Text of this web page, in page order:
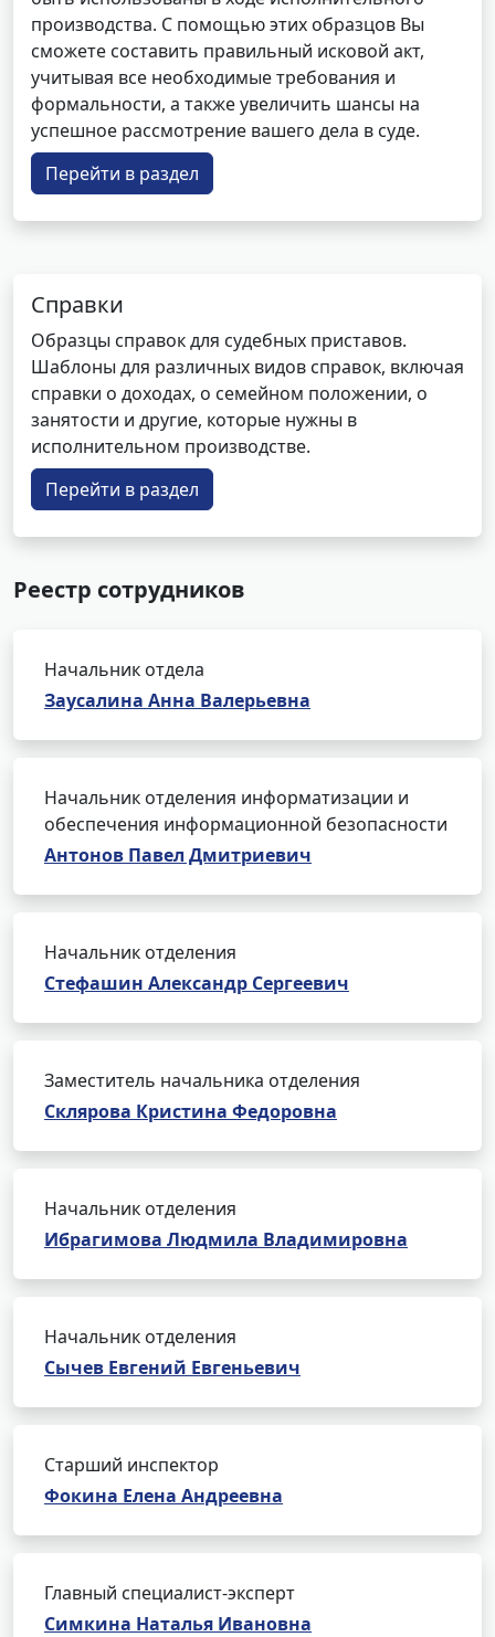
производства. С помощью этих образцов Вы
сможете составить правильный исковой акт,
учитывая все необходимые требования и
формальности, а также увеличить шансы на
успешное рассмотрение вашего дела в суде.
Перейти в раздел
Справки
Образцы справок для судебных приставов.
Шаблоны для различных видов справок, включая
справки о доходах, о семейном положении, о
занятости и другие, которые нужны в
исполнительном производстве.
Перейти в раздел
Реестр сотрудников
Начальник отдела
Заусалина Анна Валерьевна
Начальник отделения информатизации и
обеспечения информационной безопасности
Антонов Павел Дмитриевич
Начальник отделения
Стефашин Александр Сергеевич
Заместитель начальника отделения
Склярова Кристина Федоровна
Начальник отделения
Ибрагимова Людмила Владимировна
Начальник отделения
Сычев Евгений Евгеньевич
Старший инспектор
Фокина Елена Андреевна
Главный специалист-эксперт
Симкина Наталья Ивановна